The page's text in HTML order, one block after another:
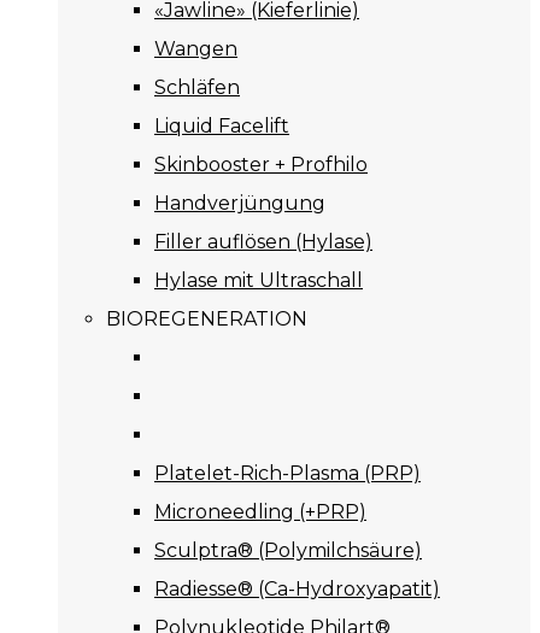
«Jawline» (Kieferlinie)
Wangen
Schläfen
Liquid Facelift
Skinbooster + Profhilo
Handverjüngung
Filler auflösen (Hylase)
Hylase mit Ultraschall
BIOREGENERATION
Platelet-Rich-Plasma (PRP)
Microneedling (+PRP)
Sculptra® (Polymilchsäure)
Radiesse® (Ca-Hydroxyapatit)
Polynukleotide Philart®